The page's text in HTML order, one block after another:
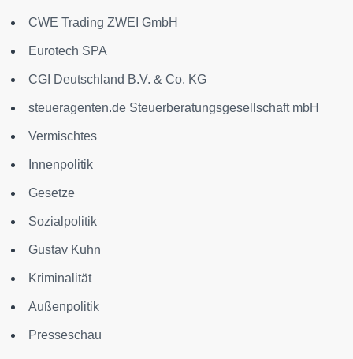
CWE Trading ZWEI GmbH
Eurotech SPA
CGI Deutschland B.V. & Co. KG
steueragenten.de Steuerberatungsgesellschaft mbH
Vermischtes
Innenpolitik
Gesetze
Sozialpolitik
Gustav Kuhn
Kriminalität
Außenpolitik
Presseschau